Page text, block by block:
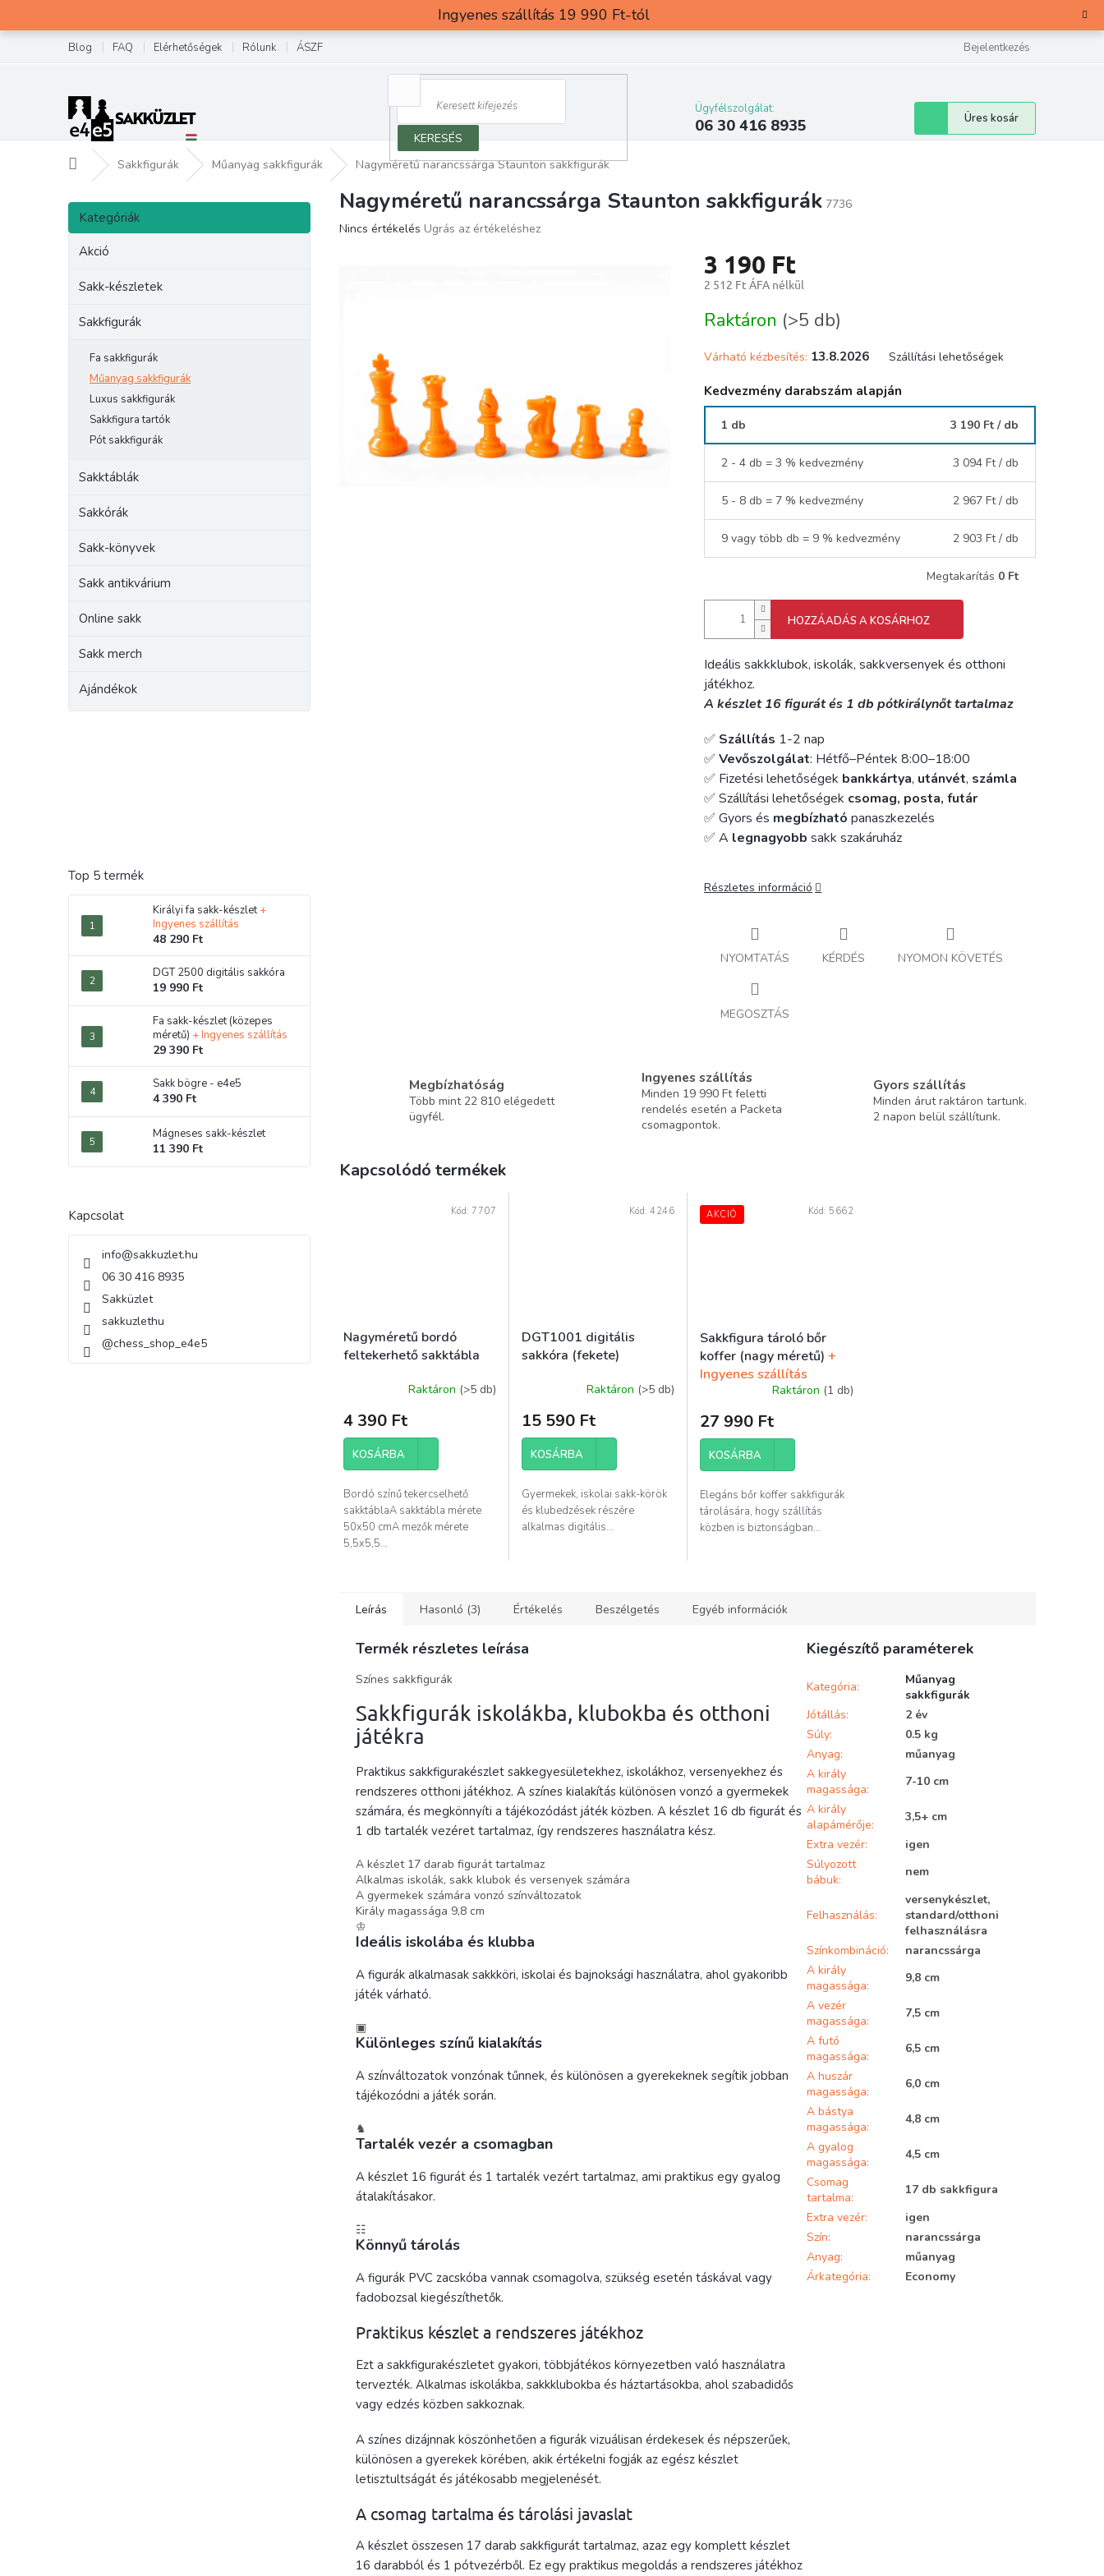
Ingyenes szállítás 19 990 Ft-tól
Blog FAQ Elérhetőségek Rólunk ÁSZF Bejelentkezés
KERESÉS
Ügyfélszolgálat:
06 30 416 8935 Kosár
Üres kosár
KezdőlapSakkfigurák Műanyag sakkfigurák Nagyméretű narancssárga Staunton sakkfigurák
O
d
Kategóriák
átugrása
Kategóriák
Akció
Sakk-készletek
Sakkfigurák
Fa sakkfigurák
Műanyag sakkfigurák
Luxus sakkfigurák
Sakkfigura tartók
Pót sakkfigurák
Sakktáblák
Sakkórák
Sakk-könyvek
Sakk antikvárium
Online sakk
Sakk merch
Ajándékok
Top 5 termék
Királyi fa sakk-készlet+
Ingyenes szállítás
48 290 Ft
DGT 2500 digitális sakkóra
19 990 Ft
Fa sakk-készlet (közepes
méretű) + Ingyenes szállítás
29 390 Ft
Sakk bögre - e4e5
4 390 Ft
Mágneses sakk-készlet
11 390 Ft
Kapcsolat
info@sakkuzlet.hu
06 30 416 8935
Sakküzlet
sakkuzlethu
@chess_shop_e4e5
Nagyméretű narancssárga Staunton sakkfigurák 7736
A
Nincs értékelés Ugrás az értékeléshez
3 190 Ft
2 512 Ft ÁFA nélkül
Raktáron (>5 db)
Várható kézbesítés: 13.8.2026 Szállítási lehetőségek
Kedvezmény darabszám alapján
1 db 3 190 Ft / db
2 - 4 db = 3 % kedvezmény 3 094 Ft/ db
5 - 8 db = 7 % kedvezmény 2 967 Ft/ db
9 vagy több db = 9 % kedvezmény 2 903 Ft/ db
Megtakarítás 0 Ft
HOZZÁADÁS A KOSÁRHOZ
Ideális sakkklubok, iskolák, sakkversenyek és otthoni
játékhoz.
A készlet 16 figurát és 1 db pótkirálynőt tartalmaz
✅ Szállítás 1-2 nap
✅ Vevőszolgálat: Hétfő–Péntek 8:00–18:00
✅ Fizetési lehetőségek bankkártya, utánvét, számla
✅ Szállítási lehetőségek csomag, posta, futár
✅ Gyors és megbízható panaszkezelés
✅ A legnagyobb sakk szakáruház
Részletes információ
NYOMTATÁS KÉRDÉS NYOMON KÖVETÉS
MEGOSZTÁS
Megbízhatóság
Több mint 22 810 elégedett
ügyfél.
Ingyenes szállítás
Minden 19 990 Ft feletti
rendelés esetén a Packeta
csomagpontok.
Gyors szállítás
Minden árut raktáron tartunk.
2 napon belül szállítunk.
Kapcsolódó termékek
Nagyméretű bordó
feltekerhető sakktábla
Raktáron (>5 db)
4 390 Ft
KOSÁRBA
Bordó színű tekercselhető
sakktáblaA sakktábla mérete
50x50 cmA mezők mérete
5,5x5,5...
Kód: 7707
DGT1001 digitális
sakkóra (fekete)
átlagos
értékelése
5-
ből
csillag.
Raktáron (>5 db)
15 590 Ft
KOSÁRBA
Gyermekek, iskolai sakk-körök
és klubedzések részére
alkalmas digitális...
Kód: 4246 AKCIÓ
Sakkfigura tároló bőr
koffer (nagy méretű) +
Ingyenes szállítás
Raktáron (1 db)
27 990 Ft
KOSÁRBA
Elegáns bőr koffer sakkfigurák
tárolására, hogy szállítás
közben is biztonságban...
Kód: 5662
Leírás Hasonló (3) Értékelés Beszélgetés Egyéb információk
Termék részletes leírása
Színes sakkfigurák
Sakkfigurák iskolákba, klubokba és otthoni
játékra
Praktikus sakkfigurakészlet sakkegyesületekhez, iskolákhoz, versenyekhez és
rendszeres otthoni játékhoz. A színes kialakítás különösen vonzó a gyermekek
számára, és megkönnyíti a tájékozódást játék közben. A készlet 16 db figurát és
1 db tartalék vezéret tartalmaz, így rendszeres használatra kész.
A készlet 17 darab figurát tartalmaz
Alkalmas iskolák, sakk klubok és versenyek számára
A gyermekek számára vonzó színváltozatok
Király magassága 9,8 cm
♔
Ideális iskolába és klubba
A figurák alkalmasak sakkköri, iskolai és bajnoksági használatra, ahol gyakoribb
játék várható.
▣
Különleges színű kialakítás
A színváltozatok vonzónak tűnnek, és különösen a gyerekeknek segítik jobban
tájékozódni a játék során.
♞
Tartalék vezér a csomagban
A készlet 16 figurát és 1 tartalék vezért tartalmaz, ami praktikus egy gyalog
átalakításakor.
☷
Könnyű tárolás
A figurák PVC zacskóba vannak csomagolva, szükség esetén táskával vagy
fadobozsal kiegészíthetők.
Praktikus készlet a rendszeres játékhoz
Ezt a sakkfigurakészletet gyakori, többjátékos környezetben való használatra
tervezték. Alkalmas iskolákba, sakkklubokba és háztartásokba, ahol szabadidős
vagy edzés közben sakkoznak.
A színes dizájnnak köszönhetően a figurák vizuálisan érdekesek és népszerűek,
különösen a gyerekek körében, akik értékelni fogják az egész készlet
letisztultságát és játékosabb megjelenését.
A csomag tartalma és tárolási javaslat
A készlet összesen 17 darab sakkfigurát tartalmaz, azaz egy komplett készlet
16 darabból és 1 pótvezérből. Ez egy praktikus megoldás a rendszeres játékhoz
Kiegészítő paraméterek
Kategória:
Műanyag
sakkfigurák
Jótállás:
2 év
Súly:
0.5 kg
Anyag:
műanyag
A király
magassága:
7-10 cm
A király
alapámérője:
3,5+ cm
Extra vezér:
igen
Súlyozott
bábuk:
nem
Felhasználás:
versenykészlet,
standard/otthoni
felhasználásra
Színkombináció:
narancssárga
A király
magassága:
9,8 cm
A vezér
magassága:
7,5 cm
A futó
magassága:
6,5 cm
A huszár
magassága:
6,0 cm
A bástya
magassága:
4,8 cm
A gyalog
magassága:
4,5 cm
Csomag
tartalma:
17 db sakkfigura
Extra vezér:
igen
Szín:
narancssárga
Anyag:
műanyag
Árkategória: Economy